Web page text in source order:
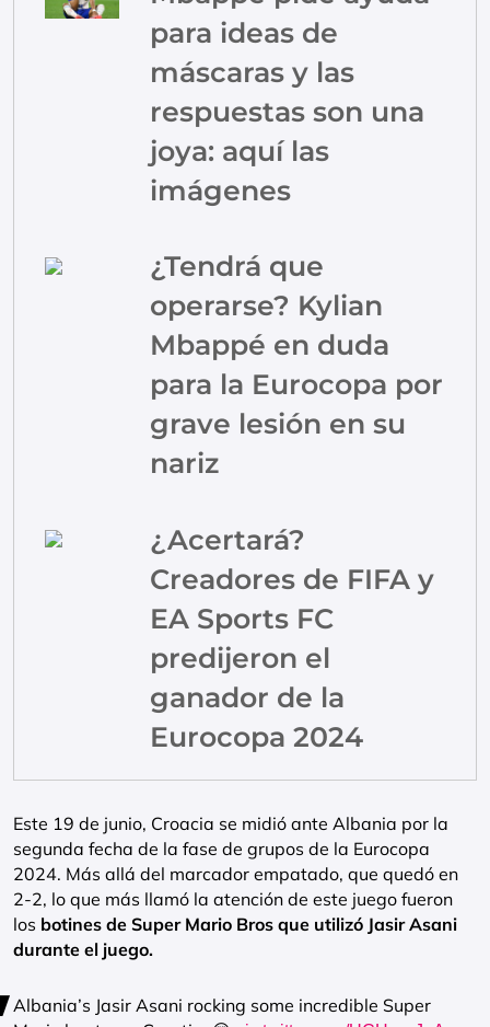
para ideas de
máscaras y las
respuestas son una
joya: aquí las
imágenes
¿Tendrá que
operarse? Kylian
Mbappé en duda
para la Eurocopa por
grave lesión en su
nariz
¿Acertará?
Creadores de FIFA y
EA Sports FC
predijeron el
ganador de la
Eurocopa 2024
Este 19 de junio, Croacia se midió ante Albania por la
segunda fecha de la fase de grupos de la Eurocopa
2024. Más allá del marcador empatado, que quedó en
2-2, lo que más llamó la atención de este juego fueron
los botines de Super Mario Bros que utilizó Jasir Asani
durante el juego.
Albania’s Jasir Asani rocking some incredible Super